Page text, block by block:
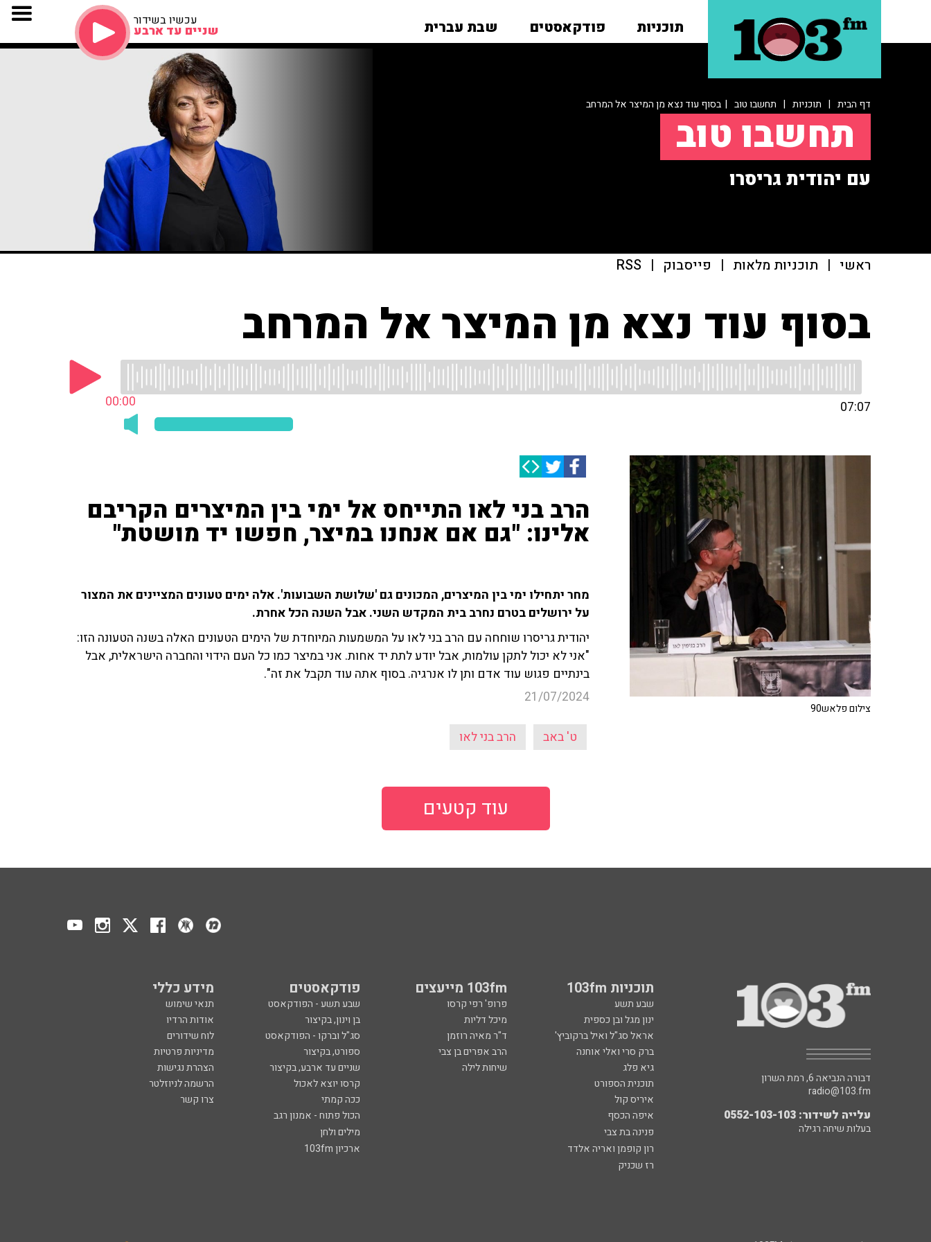
תוכניות פודקאסטים שבת עברית עכשיו בשידור
שניים עד ארבע
דף הבית | תוכניות | תחשבו טוב | בסוף עוד נצא מן המיצר אל המרחב
תחשבו טוב
עם יהודית גריסרו
ראשי | תוכניות מלאות | פייסבוק |
RSS
בסוף עוד נצא מן המיצר אל המרחב
00:00 07:07
הרב בני לאו התייחס אל ימי בין המיצרים הקריבם
אלינו: "גם אם אנחנו במיצר, חפשו יד מושטת"
מחר יתחילו ימי בין המיצרים, המכונים גם 'שלושת השבועות'. אלה ימים טעונים המציינים את המצור
על ירושלים בטרם נחרב בית המקדש השני. אבל השנה הכל אחרת.
יהודית גריסרו שוחחה עם הרב בני לאו על המשמעות המיוחדת של הימים הטעונים האלה בשנה הטעונה הזו:
"אני לא יכול לתקן עולמות, אבל יודע לתת יד אחות. אני במיצר כמו כל העם הידוי והחברה הישראלית, אבל
בינתיים פגוש עוד אדם ותן לו אנרגיה. בסוף אתה עוד תקבל את זה".
21/07/2024
ט' באב הרב בני לאו
צילום פלאש90
עוד קטעים
תוכניות 103fm 103fm מייעצים פודקאסטים מידע כללי
שבע תשע פרופ' רפי קרסו שבע תשע - הפודקאסט
תנאי שימוש
ינון מגל ובן כספית
מיכל דליות בן וינון, בקיצור
אודות הרדיו
אראל סג"ל ואיל ברקוביץ'
ד"ר מאיה רוזמן סג"ל וברקו - הפודקאסט
לוח שידורים
ברק סרי ואלי אוחנה
הרב אפרים בן צבי ספורט, בקיצור
מדיניות פרטיות
גיא פלג
שיחות לילה שניים עד ארבע, בקיצור
הצהרת נגישות
תוכנית הספורט
קרסו יוצא לאכול
הרשמה לניוזלטר
איריס קול
ככה קמתי
צרו קשר
איפה הכסף
הכול פתוח - אמנון רגב
פנינה בת צבי
מילים ולחן
רון קופמן ואריה אלדד
ארכיון 103fm
רז שכניק
דבורה הנביאה 6, רמת השרון
radio@103.fm
עלייה לשידור: 0552-103-103
בעלות שיחה רגילה